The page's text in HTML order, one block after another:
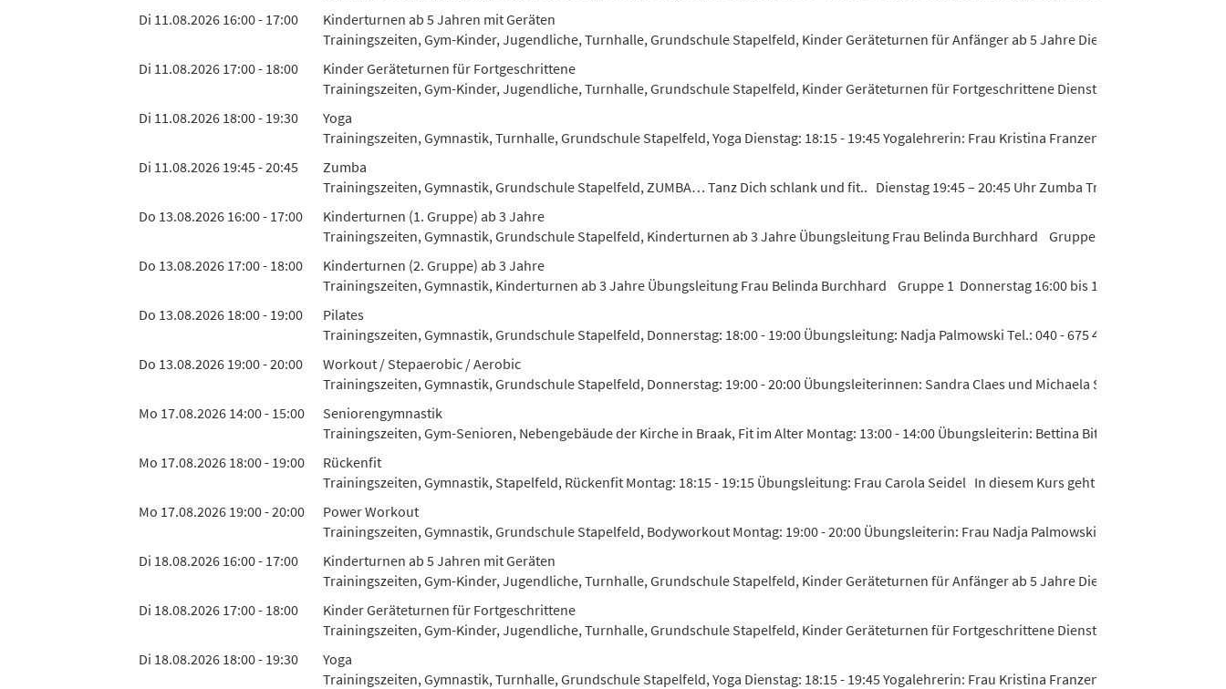
Di 11.08.2026 16:00 - 17:00
Kinderturnen ab 5 Jahren mit Geräten
Trainingszeiten, Gym-Kinder, Jugendliche, Turnhalle, Grundschule Stapelfeld, Kinder Geräteturnen für Anfänger ab 5 Jahre Dienstag um 16:00 bis
Di 11.08.2026 17:00 - 18:00
Kinder Geräteturnen für Fortgeschrittene
Trainingszeiten, Gym-Kinder, Jugendliche, Turnhalle, Grundschule Stapelfeld, Kinder Geräteturnen für Fortgeschrittene Dienstag um 17:00 bis
Di 11.08.2026 18:00 - 19:30
Yoga
Trainingszeiten, Gymnastik, Turnhalle, Grundschule Stapelfeld, Yoga Dienstag: 18:15 - 19:45 Yogalehrerin: Frau Kristina Franzen Yoga tut gut,
Di 11.08.2026 19:45 - 20:45
Zumba
Trainingszeiten, Gymnastik, Grundschule Stapelfeld, ZUMBA… Tanz Dich schlank und fit.. Dienstag 19:45 – 20:45 Uhr Zumba Trainerin: Melanie
Do 13.08.2026 16:00 - 17:00
Kinderturnen (1. Gruppe) ab 3 Jahre
Trainingszeiten, Gymnastik, Grundschule Stapelfeld, Kinderturnen ab 3 Jahre Übungsleitung Frau Belinda Burchhard Gruppe 1 Donnerstag 16:00
Do 13.08.2026 17:00 - 18:00
Kinderturnen (2. Gruppe) ab 3 Jahre
Trainingszeiten, Gymnastik, Kinderturnen ab 3 Jahre Übungsleitung Frau Belinda Burchhard Gruppe 1 Donnerstag 16:00 bis 17:00 Uhr Gruppe 2
Do 13.08.2026 18:00 - 19:00
Pilates
Trainingszeiten, Gymnastik, Grundschule Stapelfeld, Donnerstag: 18:00 - 19:00 Übungsleitung: Nadja Palmowski Tel.: 040 - 675 42 22 Training für...
Do 13.08.2026 19:00 - 20:00
Workout / Stepaerobic / Aerobic
Trainingszeiten, Gymnastik, Grundschule Stapelfeld, Donnerstag: 19:00 - 20:00 Übungsleiterinnen: Sandra Claes und Michaela Siedenburg - Kraft-
Mo 17.08.2026 14:00 - 15:00
Seniorengymnastik
Trainingszeiten, Gym-Senioren, Nebengebäude der Kirche in Braak, Fit im Alter Montag: 13:00 - 14:00 Übungsleiterin: Bettina Bitel Der Kurs wend...
Mo 17.08.2026 18:00 - 19:00
Rückenfit
Trainingszeiten, Gymnastik, Stapelfeld, Rückenfit Montag: 18:15 - 19:15 Übungsleitung: Frau Carola Seidel In diesem Kurs geht es nicht nur darum...
Mo 17.08.2026 19:00 - 20:00
Power Workout
Trainingszeiten, Gymnastik, Grundschule Stapelfeld, Bodyworkout Montag: 19:00 - 20:00 Übungsleiterin: Frau Nadja Palmowski Kraft- und
Di 18.08.2026 16:00 - 17:00
Kinderturnen ab 5 Jahren mit Geräten
Trainingszeiten, Gym-Kinder, Jugendliche, Turnhalle, Grundschule Stapelfeld, Kinder Geräteturnen für Anfänger ab 5 Jahre Dienstag um 16:00 bis
Di 18.08.2026 17:00 - 18:00
Kinder Geräteturnen für Fortgeschrittene
Trainingszeiten, Gym-Kinder, Jugendliche, Turnhalle, Grundschule Stapelfeld, Kinder Geräteturnen für Fortgeschrittene Dienstag um 17:00 bis
Di 18.08.2026 18:00 - 19:30
Yoga
Trainingszeiten, Gymnastik, Turnhalle, Grundschule Stapelfeld, Yoga Dienstag: 18:15 - 19:45 Yogalehrerin: Frau Kristina Franzen Yoga tut gut,